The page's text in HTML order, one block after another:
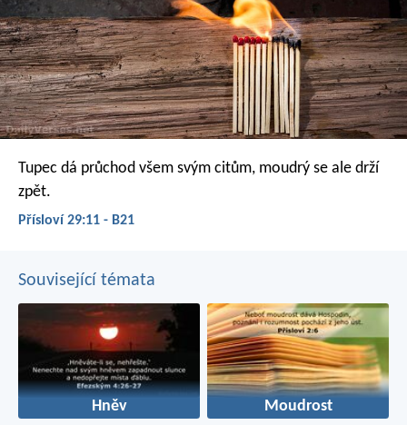
Tupec dá průchod všem svým citům, moudrý se ale drží
zpět.
Přísloví 29:11 - B21
Související témata
Hněv Moudrost